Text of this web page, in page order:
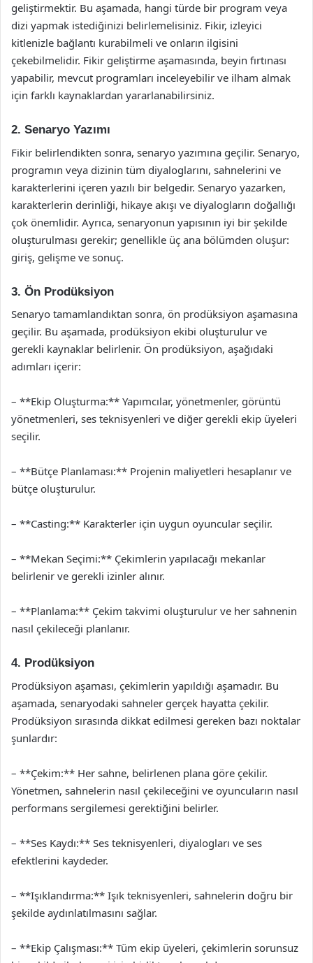
geliştirmektir. Bu aşamada, hangi türde bir program veya
dizi yapmak istediğinizi belirlemelisiniz. Fikir, izleyici
kitlenizle bağlantı kurabilmeli ve onların ilgisini
çekebilmelidir. Fikir geliştirme aşamasında, beyin fırtınası
yapabilir, mevcut programları inceleyebilir ve ilham almak
için farklı kaynaklardan yararlanabilirsiniz.
2. Senaryo Yazımı
Fikir belirlendikten sonra, senaryo yazımına geçilir. Senaryo,
programın veya dizinin tüm diyaloglarını, sahnelerini ve
karakterlerini içeren yazılı bir belgedir. Senaryo yazarken,
karakterlerin derinliği, hikaye akışı ve diyalogların doğallığı
çok önemlidir. Ayrıca, senaryonun yapısının iyi bir şekilde
oluşturulması gerekir; genellikle üç ana bölümden oluşur:
giriş, gelişme ve sonuç.
3. Ön Prodüksiyon
Senaryo tamamlandıktan sonra, ön prodüksiyon aşamasına
geçilir. Bu aşamada, prodüksiyon ekibi oluşturulur ve
gerekli kaynaklar belirlenir. Ön prodüksiyon, aşağıdaki
adımları içerir:
– **Ekip Oluşturma:** Yapımcılar, yönetmenler, görüntü
yönetmenleri, ses teknisyenleri ve diğer gerekli ekip üyeleri
seçilir.
– **Bütçe Planlaması:** Projenin maliyetleri hesaplanır ve
bütçe oluşturulur.
– **Casting:** Karakterler için uygun oyuncular seçilir.
– **Mekan Seçimi:** Çekimlerin yapılacağı mekanlar
belirlenir ve gerekli izinler alınır.
– **Planlama:** Çekim takvimi oluşturulur ve her sahnenin
nasıl çekileceği planlanır.
4. Prodüksiyon
Prodüksiyon aşaması, çekimlerin yapıldığı aşamadır. Bu
aşamada, senaryodaki sahneler gerçek hayatta çekilir.
Prodüksiyon sırasında dikkat edilmesi gereken bazı noktalar
şunlardır:
– **Çekim:** Her sahne, belirlenen plana göre çekilir.
Yönetmen, sahnelerin nasıl çekileceğini ve oyuncuların nasıl
performans sergilemesi gerektiğini belirler.
– **Ses Kaydı:** Ses teknisyenleri, diyalogları ve ses
efektlerini kaydeder.
– **Işıklandırma:** Işık teknisyenleri, sahnelerin doğru bir
şekilde aydınlatılmasını sağlar.
– **Ekip Çalışması:** Tüm ekip üyeleri, çekimlerin sorunsuz